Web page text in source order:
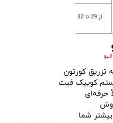
تزریق کورتون
کوییک فیت
حرفه‌ای
شما